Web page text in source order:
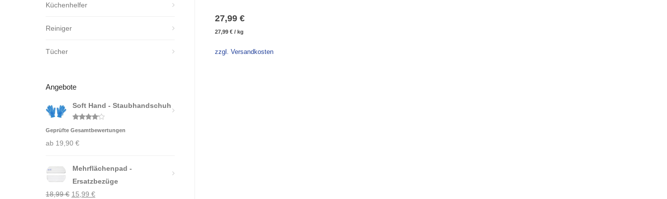
27,99 €
27,99 € / kg
zzgl. Versandkosten
Küchenhelfer
Reiniger
Tücher
Angebote
Soft Hand - Staubhandschuh
Bewertet
mit4.00
Geprüfte Gesamtbewertungen
ab 19,90 €
Mehrflächenpad -
Ersatzbezüge
18,99€ Ursprünglicher
15,99 €Aktueller